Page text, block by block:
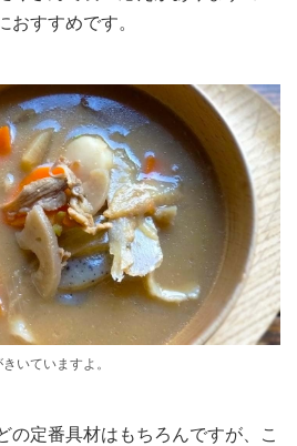
おすすめです。
いていますよ。
の定番具材はもちろんですが、こ